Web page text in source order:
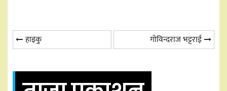
Post
हाइकु गोविन्दराज भट्टराई